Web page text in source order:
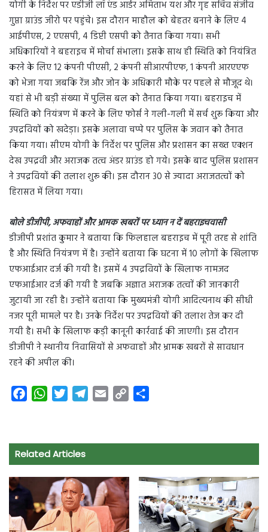
योगी के निर्देश पर एडीजी लॉ एंड आर्डर अमिताभ यश और गृह सचिव संजीव
गुप्ता ग्राउंड जीरो पर पहुंचे। इस दौरान माहौल को बेहतर बनाने के लिए 4
आईपीएस, 2 एएसपी, 4 डिप्टी एसपी को तैनात किया गया। सभी
अधिकारियों ने बहराइच में मोर्चा संभाला। इसके साथ ही स्थिति काे नियंत्रित
करने के लिए 12 कंपनी पीएसी, 2 कंपनी सीआरपीएफ, 1 कंपनी आरएएफ
को भेजा गया जबकि रेंज और जोन के अधिकारी मौके पर पहले से मौजूद थे।
यहां से भी बड़ी संख्या में पुलिस बल को तैनात किया गया। बहराइच में
स्थिति को नियंत्रण में करने के लिए फोर्स ने गली-गली में सर्च शुरू किया और
उपद्रवियों को खदेड़ा। इसके अलावा चप्पे पर पुलिस के जवान को तैनात
किया गया। सीएम योगी के निर्देश पर पुलिस और प्रशासन का सख्त एक्शन
देख उपद्रवी और अराजक तत्व अंडर ग्राउंड हो गये। इसके बाद पुलिस प्रशासन
ने उपद्रवियों की तलाश शुरू की। इस दौरान 30 से ज्यादा अराजतत्वों को
हिरासत में लिया गया।
बोले डीजीपी, अफवाहों और भ्रामक खबरों पर ध्यान न दें बहराइचवासी
डीजीपी प्रशांत कुमार ने बताया कि फिलहाल बहराइच में पूरी तरह से शांति
है और स्थिति नियंत्रण में है। उन्होंने बताया कि घटना में 10 लोगों के खिलाफ
एफआईआर दर्ज की गयी है। इसमें 4 उपद्रवियों के खिलाफ नामजद
एफआईआर दर्ज की गयी है जबकि अज्ञात अराजक तत्वाें की जानकारी
जुटायी जा रही है। उन्होंने बताया कि मुख्यमंत्री योगी आदित्यनाथ की सीधी
नजर पूरी मामले पर है। उनके निर्देश पर उपद्रवियों की तलाश तेज कर दी
गयी है। सभी के खिलाफ कड़ी कानूनी कार्रवाई की जाएगी। इस दौरान
डीजीपी ने स्थानीय निवासियों से अफवाहों और भ्रामक खबरों से सावधान
रहने की अपील की।
e
b
o
W
t
s
p
p
t
t
r
e
a
m
i
y
n
k
r
Related Articles